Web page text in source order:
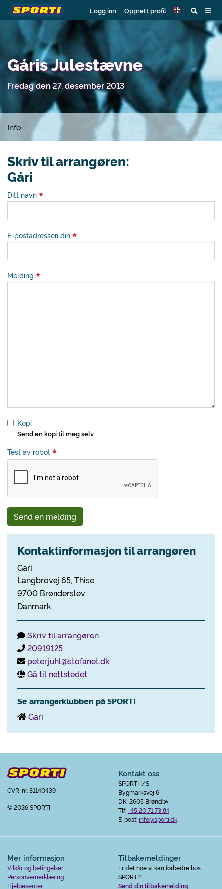
Logg inn Opprett profil
Gáris Julestævne
Fredag den 27. desember 2013
Info
Skriv til arrangøren:
Gári
Ditt navn
E-postadressen din
Melding
Kopi
Send en kopi til meg selv
Test av robot
Send en melding
Kontaktinformasjon til arrangøren
Gári
Langbrovej 65, Thise
9700 Brønderslev
Danmark
Skriv til arrangøren
20919125
peter.juhl@stofanet.dk
Gå til nettstedet
Se arrangørklubben på SPORTI
Gári
CVR-nr. 31140439
© 2026 SPORTI
Kontakt oss
SPORTI I/S
Bygmarksvej 6
DK-2605 Brøndby
Tlf:+45 20 71 73 84
E-post:info@sporti.dk
Mer informasjon
Vilkår og betingelser
Personvernerklæring
Hjelpesenter
Tilbakemeldinger
Er det noe vi kan forbedre hos
SPORTI?
Send din tilbakemelding